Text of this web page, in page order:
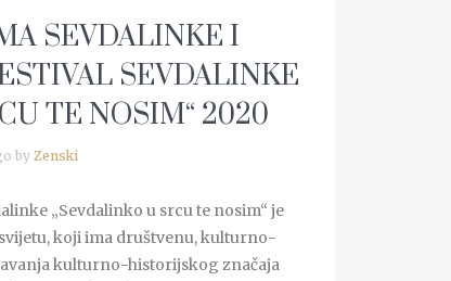
SEVDALINKE I
SEVDALINKE
TE NOSIM“ 2020
by Zenski
„Sevdalinko u srcu te nosim“ je
koji ima društvenu, kulturno-
kulturno-historijskog značaja